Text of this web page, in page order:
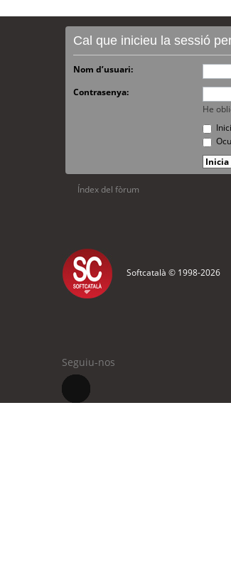
Cal que inicieu la sessió
Nom d’usuari:
Contrasenya:
He
Índex del fòrum
Softcatalà © 1998-2026
Seguiu-nos